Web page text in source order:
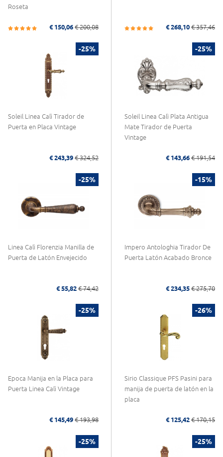
Roseta
€ 150,06 € 200,08 € 268,10 € 357,46
-25%
Soleil Linea Calì Tirador de
Puerta en Placa Vintage
€ 243,39 € 324,52
-25%
Soleil Linea Calì Plata Antigua
Mate Tirador de Puerta
Vintage
€ 143,66 € 191,54
-25%
Linea Calì Florenzia Manilla de
Puerta de Latón Envejecido
€ 55,82 € 74,42
-15%
Impero Antologhia Tirador De
Puerta Latón Acabado Bronce
€ 234,35 € 275,70
-25%
Epoca Manija en la Placa para
Puerta Linea Calì Vintage
€ 145,49 € 193,98
-26%
Sirio Classique PFS Pasini para
manija de puerta de latón en la
placa
€ 125,42 € 170,15
-25% -25%